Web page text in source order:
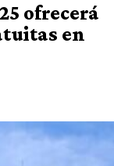
ofrecerá
en